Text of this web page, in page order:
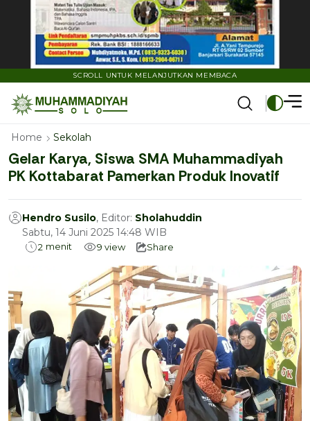
SCROLL UNTUK MELANJUTKAN MEMBACA
Home Sekolah
Gelar Karya, Siswa SMA Muhammadiyah
PK Kottabarat Pamerkan Produk Inovatif
Hendro Susilo, Editor: Sholahuddin
Sabtu, 14 Juni 2025 14:48 WIB
2 menit 9 view Share